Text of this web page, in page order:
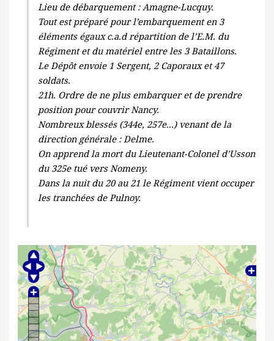
Lieu de débarquement : Amagne-Lucquy.
Tout est préparé pour l’embarquement en 3
éléments égaux c.a.d répartition de l’E.M. du
Régiment et du matériel entre les 3 Bataillons.
Le Dépôt envoie 1 Sergent, 2 Caporaux et 47
soldats.
21h. Ordre de ne plus embarquer et de prendre
position pour couvrir Nancy.
Nombreux blessés (344e, 257e...) venant de la
direction générale : Delme.
On apprend la mort du Lieutenant-Colonel d’Usson
du 325e tué vers Nomeny.
Dans la nuit du 20 au 21 le Régiment vient occuper
les tranchées de Pulnoy.